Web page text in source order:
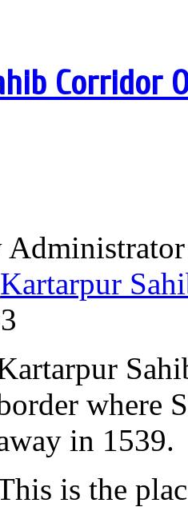
Corridor
Administrator
Kartarpur
where
in 1539.
is the